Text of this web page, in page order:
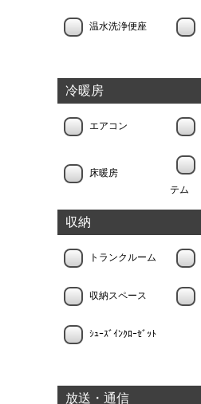
温水洗浄便座
冷暖房
エアコン
床暖房
テム
収納
トランクルーム
収納スペース
ｼｭｰｽﾞｲﾝｸﾛｰｾﾞｯﾄ
放送・通信